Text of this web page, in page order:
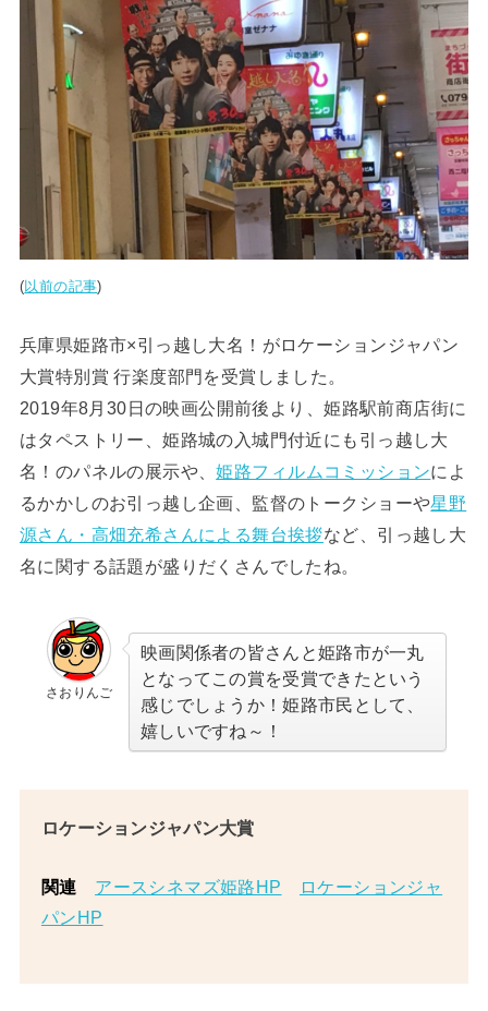
(以前の記事)
兵庫県姫路市×引っ越し大名！がロケーションジャパン
大賞特別賞 行楽度部門を受賞しました。
2019年8月30日の映画公開前後より、姫路駅前商店街に
はタペストリー、姫路城の入城門付近にも引っ越し大
名！のパネルの展示や、姫路フィルムコミッションによ
るかかしのお引っ越し企画、監督のトークショーや星野
源さん・高畑充希さんによる舞台挨拶など、引っ越し大
名に関する話題が盛りだくさんでしたね。
さおりんご
映画関係者の皆さんと姫路市が一丸
となってこの賞を受賞できたという
感じでしょうか！姫路市民として、
嬉しいですね～！
ロケーションジャパン大賞
関連 アースシネマズ姫路HP
ロケーションジャ
パンHP